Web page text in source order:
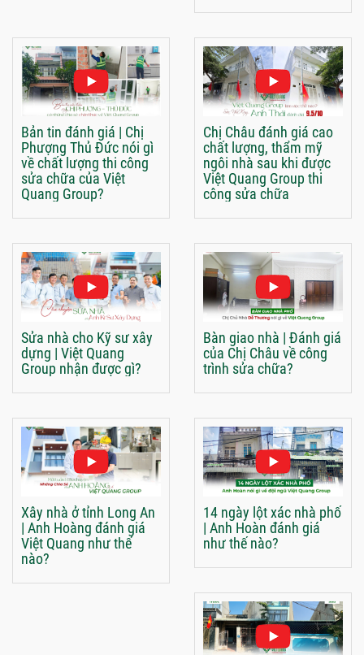
Bản tin đánh giá | Chị
Phượng Thủ Đức nói gì
về chất lượng thi công
sửa chữa của Việt
Quang Group?
Chị Châu đánh giá cao
chất lượng, thẩm mỹ
ngôi nhà sau khi được
Việt Quang Group thi
công sửa chữa
Sửa nhà cho Kỹ sư xây
dựng | Việt Quang
Group nhận được gì?
Bàn giao nhà | Đánh giá
của Chị Châu về công
trình sửa chữa?
Xây nhà ở tỉnh Long An
| Anh Hoàng đánh giá
Việt Quang như thế
nào?
14 ngày lột xác nhà phố
| Anh Hoàn đánh giá
như thế nào?